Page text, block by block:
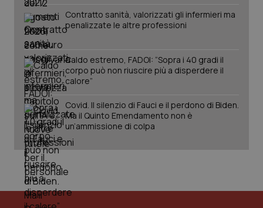
Contratto sanità, valorizzati gli infermieri ma
penalizzate le altre professioni
Caldo estremo, FADOI: “Sopra i 40 gradi il
corpo può non riuscire più a disperdere il
calore”
Covid. Il silenzio di Fauci e il perdono di Biden.
Ma il Quinto Emendamento non è
un’ammissione di colpa